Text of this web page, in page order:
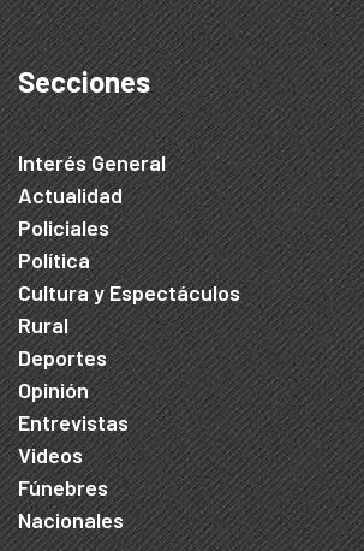
Secciones
Interés General
Actualidad
Policiales
Política
Cultura y Espectáculos
Rural
Deportes
Opinión
Entrevistas
Videos
Fúnebres
Nacionales